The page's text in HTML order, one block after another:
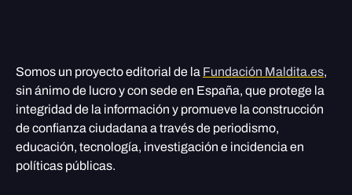
Somos un proyecto editorial de la Fundación Maldita.es,
sin ánimo de lucro y con sede en España, que protege la
integridad de la información y promueve la construcción
de confianza ciudadana a través de periodismo,
educación, tecnología, investigación e incidencia en
políticas públicas.